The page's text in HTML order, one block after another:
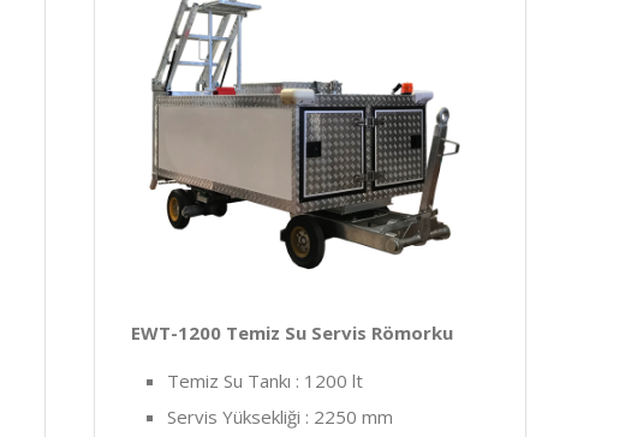
EWT-1200 Temiz Su Servis Römorku
Temiz Su Tankı : 1200 lt
Servis Yüksekliği : 2250 mm